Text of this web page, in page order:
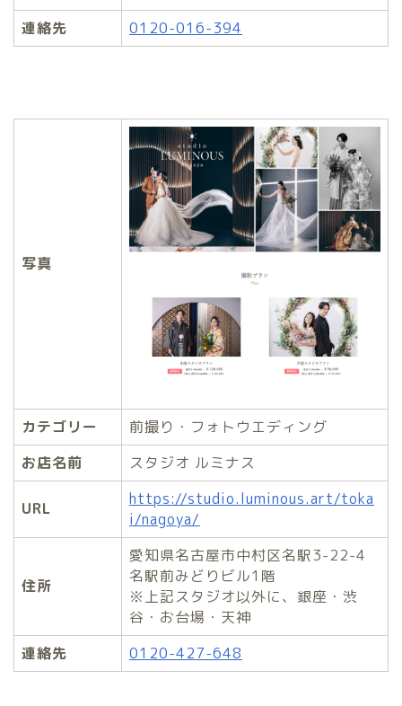
連絡先
0120-016-394
写真
カテゴリー
前撮り・フォトウエディング
お店名前
スタジオ ルミナス
URL
https://studio.luminous.art/toka
i/nagoya/
住所
愛知県名古屋市中村区名駅3-22-4
名駅前みどりビル1階
※上記スタジオ以外に、銀座・渋
谷・お台場・天神
連絡先
0120-427-648